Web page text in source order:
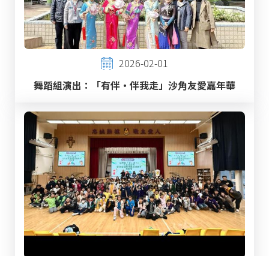
2026-02-01
舞蹈組演出：「有伴・伴我走」沙角友愛嘉年華